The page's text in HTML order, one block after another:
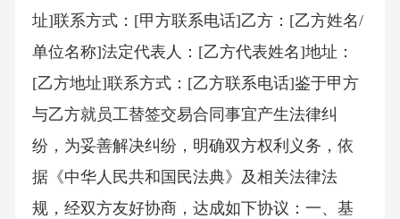
址]联系方式：[甲方联系电话]乙方：[乙方姓名/
单位名称]法定代表人：[乙方代表姓名]地址：
[乙方地址]联系方式：[乙方联系电话]鉴于甲方
与乙方就员工替签交易合同事宜产生法律纠
纷，为妥善解决纠纷，明确双方权利义务，依
据《中华人民共和国民法典》及相关法律法
规，经双方友好协商，达成如下协议：一、基